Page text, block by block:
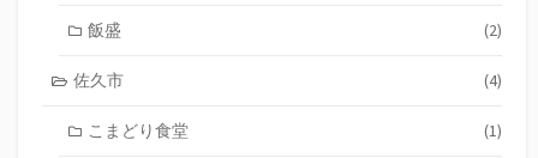
飯盛 (2)
佐久市 (4)
こまどり食堂 (1)